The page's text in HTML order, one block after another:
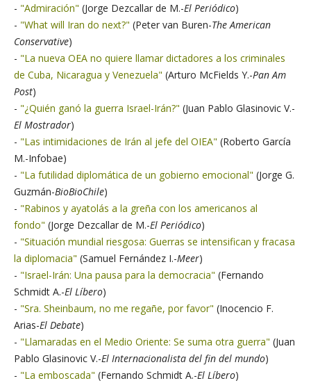
- "Admiración" (Jorge Dezcallar de M.-El Periódico)
- "What will Iran do next?" (Peter van Buren-The American
Conservative)
- "La nueva OEA no quiere llamar dictadores a los criminales
de Cuba, Nicaragua y Venezuela" (Arturo McFields Y.-Pan Am
Post)
- "¿Quién ganó la guerra Israel-Irán?" (Juan Pablo Glasinovic V.-
El Mostrador)
- "Las intimidaciones de Irán al jefe del OIEA" (Roberto García
M.-Infobae)
- "La futilidad diplomática de un gobierno emocional" (Jorge G.
Guzmán-BioBioChile)
- "Rabinos y ayatolás a la greña con los americanos al
fondo" (Jorge Dezcallar de M.-El Periódico)
- "Situación mundial riesgosa: Guerras se intensifican y fracasa
la diplomacia" (Samuel Fernández I.-Meer)
- "Israel-Irán: Una pausa para la democracia" (Fernando
Schmidt A.-El Líbero)
- "Sra. Sheinbaum, no me regañe, por favor" (Inocencio F.
Arias-El Debate)
- "Llamaradas en el Medio Oriente: Se suma otra guerra" (Juan
Pablo Glasinovic V.-El Internacionalista del fin del mundo)
- "La emboscada" (Fernando Schmidt A.-El Líbero)